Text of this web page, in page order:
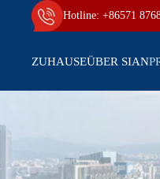
Hotline: +86571
ZUHAUSEÜBER SIAN